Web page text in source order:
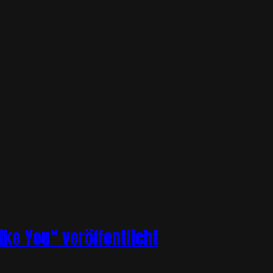
You“ veröffentlicht